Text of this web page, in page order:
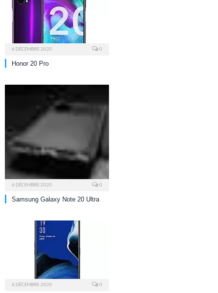
6 DÉCEMBRE 2020 0
Honor 20 Pro
6 DÉCEMBRE 2020 0
Samsung Galaxy Note 20 Ultra
6 DÉCEMBRE 2020 0